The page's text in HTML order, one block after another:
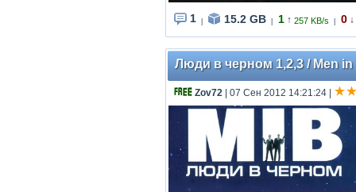
1 15.2 GB 1 ↑ 257 KB/s 0 ↓
Люди в черном 1,2,3 / Men in
Zov72 | 07 Сен 2012 14:21:24